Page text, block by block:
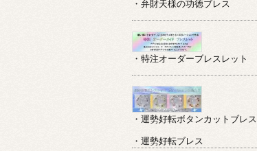
・弁財天様の功徳ブレス
・特注オーダーブレスレット
・運勢好転ボタンカットブレス
・運勢好転ブレス